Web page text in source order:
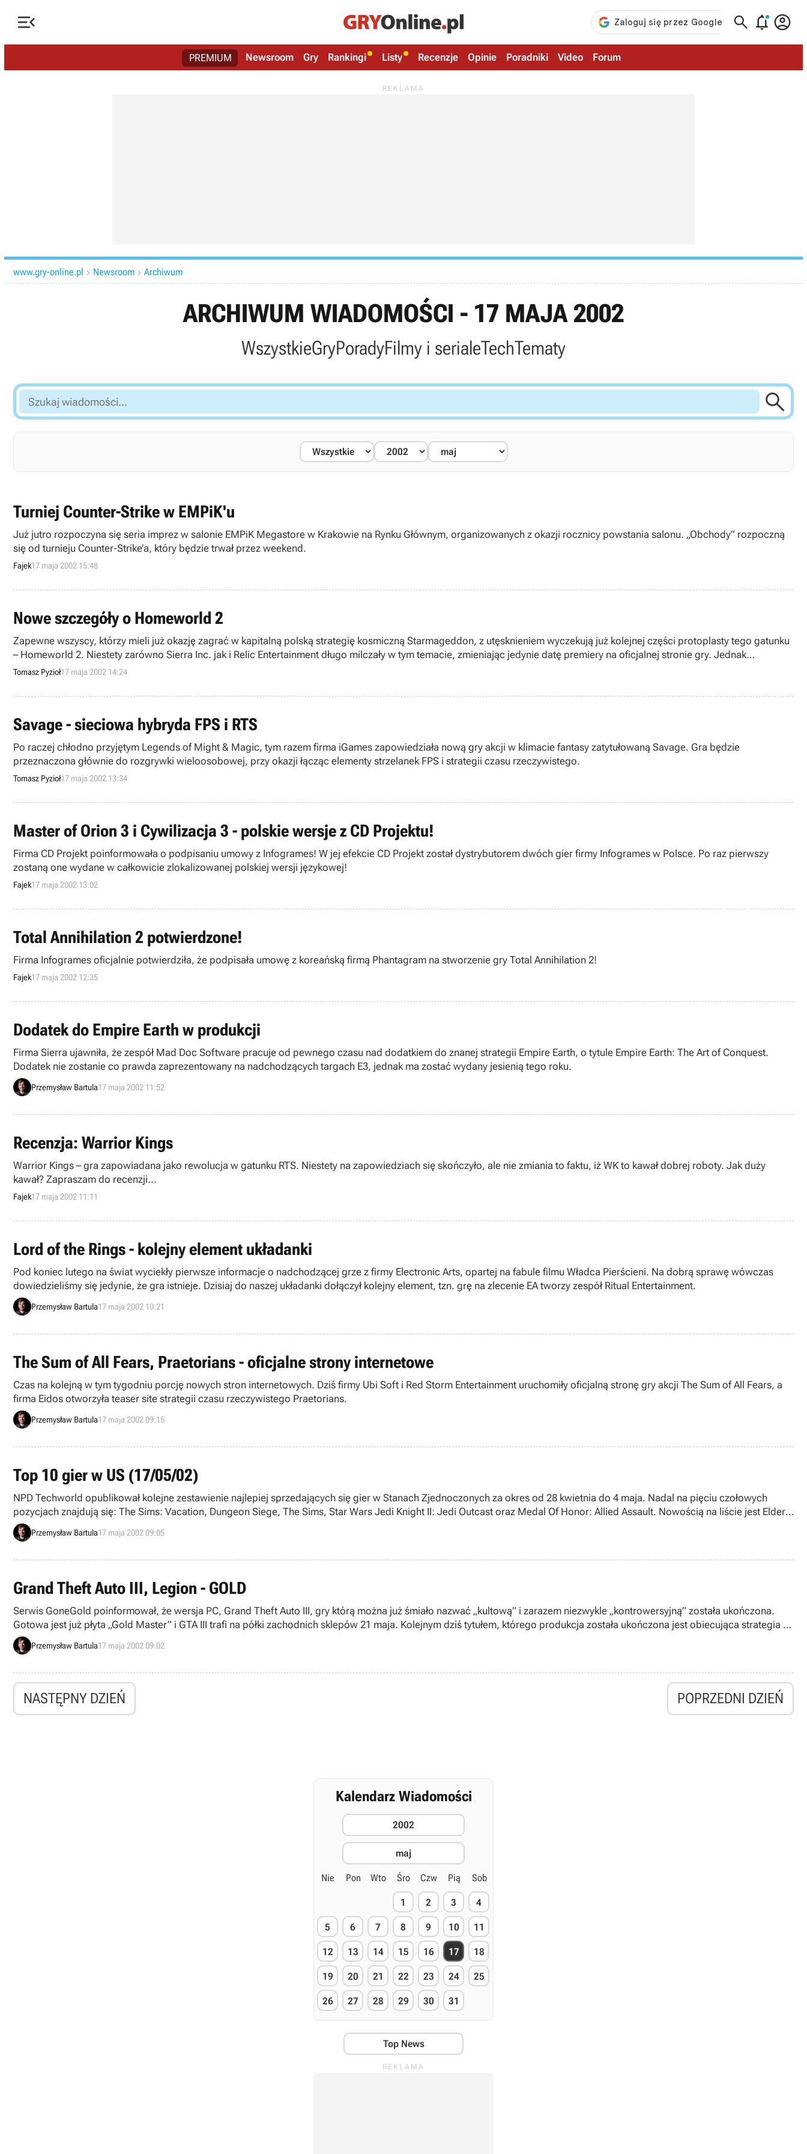
   
PREMIUM Newsroom Gry Rankingi Listy Recenzje Opinie Poradniki Video Forum
www.gry-online.pl  Newsroom  Archiwum
ARCHIWUM WIADOMOŚCI - 17 MAJA 2002
WszystkieGryPoradyFilmy i serialeTechTematy
Szukaj
wiadomości...

Turniej Counter-Strike w EMPiK'u
Już jutro rozpoczyna się seria imprez w salonie EMPiK Megastore w Krakowie na Rynku Głównym, organizowanych z okazji rocznicy powstania salonu. „Obchody” rozpoczną
się od turnieju Counter-Strike’a, który będzie trwał przez weekend.
Fajek17 maja 2002 15:48
Nowe szczegóły o Homeworld 2
Zapewne wszyscy, którzy mieli już okazję zagrać w kapitalną polską strategię kosmiczną Starmageddon, z utęsknieniem wyczekują już kolejnej części protoplasty tego gatunku
– Homeworld 2. Niestety zarówno Sierra Inc. jak i Relic Entertainment długo milczały w tym temacie, zmieniając jedynie datę premiery na oficjalnej stronie gry. Jednak
najnowsze informacje o postępach w pracach nad Homeworld 2 wyjawił ostatnio przedstawiciel zespołu Relic - Alex Garden, na kanale IRC poświęconemu grze.
Tomasz Pyzioł17 maja 2002 14:24
Savage - sieciowa hybryda FPS i RTS
Po raczej chłodno przyjętym Legends of Might & Magic, tym razem firma iGames zapowiedziała nową gry akcji w klimacie fantasy zatytułowaną Savage. Gra będzie
przeznaczona głównie do rozgrywki wieloosobowej, przy okazji łącząc elementy strzelanek FPS i strategii czasu rzeczywistego.
Tomasz Pyzioł17 maja 2002 13:34
Master of Orion 3 i Cywilizacja 3 - polskie wersje z CD Projektu!
Firma CD Projekt poinformowała o podpisaniu umowy z Infogrames! W jej efekcie CD Projekt został dystrybutorem dwóch gier firmy Infogrames w Polsce. Po raz pierwszy
zostaną one wydane w całkowicie zlokalizowanej polskiej wersji językowej!
Fajek17 maja 2002 13:02
Total Annihilation 2 potwierdzone!
Firma Infogrames oficjalnie potwierdziła, że podpisała umowę z koreańską firmą Phantagram na stworzenie gry Total Annihilation 2!
Fajek17 maja 2002 12:35
Dodatek do Empire Earth w produkcji
Firma Sierra ujawniła, że zespół Mad Doc Software pracuje od pewnego czasu nad dodatkiem do znanej strategii Empire Earth, o tytule Empire Earth: The Art of Conquest.
Dodatek nie zostanie co prawda zaprezentowany na nadchodzących targach E3, jednak ma zostać wydany jesienią tego roku.
Przemysław Bartula17 maja 2002 11:52
Recenzja: Warrior Kings
Warrior Kings – gra zapowiadana jako rewolucja w gatunku RTS. Niestety na zapowiedziach się skończyło, ale nie zmiania to faktu, iż WK to kawał dobrej roboty. Jak duży
kawał? Zapraszam do recenzji...
Fajek17 maja 2002 11:11
Lord of the Rings - kolejny element układanki
Pod koniec lutego na świat wyciekły pierwsze informacje o nadchodzącej grze z firmy Electronic Arts, opartej na fabule filmu Władca Pierścieni. Na dobrą sprawę wówczas
dowiedzieliśmy się jedynie, że gra istnieje. Dzisiaj do naszej układanki dołączył kolejny element, tzn. grę na zlecenie EA tworzy zespół Ritual Entertainment.
Przemysław Bartula17 maja 2002 10:21
The Sum of All Fears, Praetorians - oficjalne strony internetowe
Czas na kolejną w tym tygodniu porcję nowych stron internetowych. Dziś firmy Ubi Soft i Red Storm Entertainment uruchomiły oficjalną stronę gry akcji The Sum of All Fears, a
firma Eidos otworzyła teaser site strategii czasu rzeczywistego Praetorians.
Przemysław Bartula17 maja 2002 09:15
Top 10 gier w US (17/05/02)
NPD Techworld opublikował kolejne zestawienie najlepiej sprzedających się gier w Stanach Zjednoczonych za okres od 28 kwietnia do 4 maja. Nadal na pięciu czołowych
pozycjach znajdują się: The Sims: Vacation, Dungeon Siege, The Sims, Star Wars Jedi Knight II: Jedi Outcast oraz Medal Of Honor: Allied Assault. Nowością na liście jest Elder
Scrolls III: Morrowind debiutujący na pozycji siódmej oraz powracające: na dziesiątej pozycji Diablo II: Lord of Destruction i na dziewiątej Civilization: Call to Power.
Przemysław Bartula17 maja 2002 09:05
Grand Theft Auto III, Legion - GOLD
Serwis GoneGold poinformował, że wersja PC, Grand Theft Auto III, gry którą można już śmiało nazwać „kultową” i zarazem niezwykle „kontrowersyjną” została ukończona.
Gotowa jest już płyta „Gold Master” i GTA III trafi na półki zachodnich sklepów 21 maja. Kolejnym dziś tytułem, którego produkcja została ukończona jest obiecująca strategia z
firmy Paradox Entertainment - Legion. Gra ma trafić do zachodnich sklepów z początkiem przyszłego miesiąca.
Przemysław Bartula17 maja 2002 09:02
NASTĘPNY DZIEŃ POPRZEDNI DZIEŃ
Kalendarz Wiadomości
2002
maj
Nie Pon Wto Śro Czw Pią Sob
1 2 3 4
5 6 7 8 9 10 11
12 13 14 15 16 17 18
19 20 21 22 23 24 25
26 27 28 29 30 31
Top News